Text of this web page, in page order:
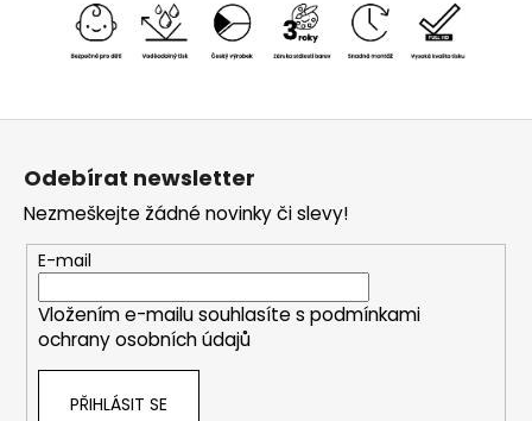
Z
Odebírat newsletter
Nezmeškejte žádné novinky či slevy!
E-mail
Vložením e-mailu souhlasíte s podmínkami
ochrany osobních údajů
PŘIHLÁSIT SE